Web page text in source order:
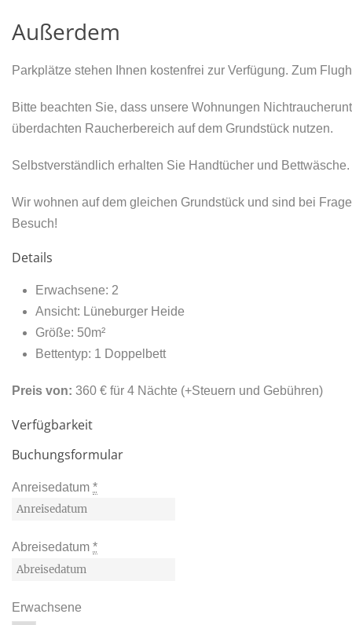
Außerdem
Parkplätze stehen Ihnen kostenfrei zur Verfügung. Zum
Bitte beachten Sie, dass unsere Wohnungen
überdachten Raucherbereich auf dem Grundstück nutzen.
Selbstverständlich erhalten Sie Handtücher und Bettwäsche.
Wir wohnen auf dem gleichen Grundstück und sind bei
Besuch!
Details
Erwachsene: 2
Ansicht: Lüneburger Heide
Größe: 50m²
Bettentyp: 1 Doppelbett
Preis von: 360 € für 4 Nächte (+Steuern und Gebühren)
Verfügbarkeit
Buchungsformular
Anreisedatum *
Abreisedatum *
Erwachsene